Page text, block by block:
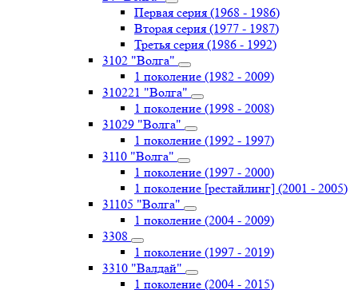
Первая серия (1968 - 1986)
Вторая серия (1977 - 1987)
Третья серия (1986 - 1992)
3102 "Волга"
1 поколение (1982 - 2009)
310221 "Волга"
1 поколение (1998 - 2008)
31029 "Волга"
1 поколение (1992 - 1997)
3110 "Волга"
1 поколение (1997 - 2000)
1 поколение [рестайлинг] (2001 - 2005)
31105 "Волга"
1 поколение (2004 - 2009)
3308
1 поколение (1997 - 2019)
3310 "Валдай"
1 поколение (2004 - 2015)